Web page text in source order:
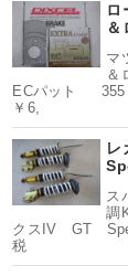
マ
＆
ECパット
￥6,
ス
調
クスIV GT
税